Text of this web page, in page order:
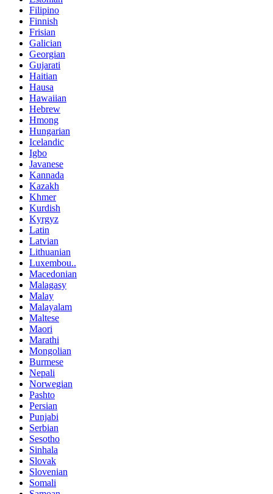
Filipino
Finnish
Frisian
Galician
Georgian
Gujarati
Haitian
Hausa
Hawaiian
Hebrew
Hmong
Hungarian
Icelandic
Igbo
Javanese
Kannada
Kazakh
Khmer
Kurdish
Kyrgyz
Latin
Latvian
Lithuanian
Luxembou..
Macedonian
Malagasy
Malay
Malayalam
Maltese
Maori
Marathi
Mongolian
Burmese
Nepali
Norwegian
Pashto
Persian
Punjabi
Serbian
Sesotho
Sinhala
Slovak
Slovenian
Somali